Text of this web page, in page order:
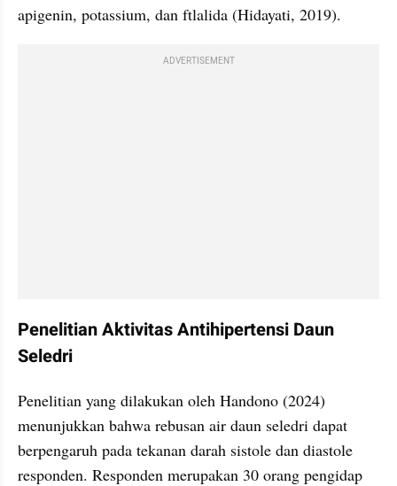
apigenin, potassium, dan ftlalida (Hidayati, 2019).
ADVERTISEMENT
Penelitian Aktivitas Antihipertensi Daun
Seledri
Penelitian yang dilakukan oleh Handono (2024)
menunjukkan bahwa rebusan air daun seledri dapat
berpengaruh pada tekanan darah sistole dan diastole
responden. Responden merupakan 30 orang pengidap